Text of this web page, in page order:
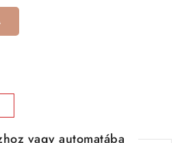
vagy automatába